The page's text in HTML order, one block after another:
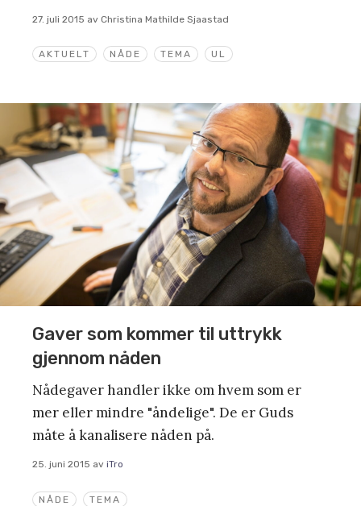
AKTUELT NÅDE TEMA UL
27. juli 2015 av Christina Mathilde Sjaastad
NÅDE TEMA
Gaver som kommer til uttrykk
gjennom nåden
Nådegaver handler ikke om hvem som er
mer eller mindre "åndelige". De er Guds
måte å kanalisere nåden på.
25. juni 2015 av iTro